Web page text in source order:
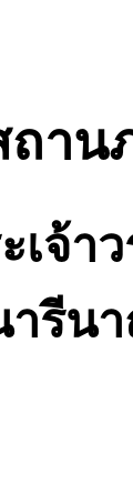
ถาน
จ้า
รีน